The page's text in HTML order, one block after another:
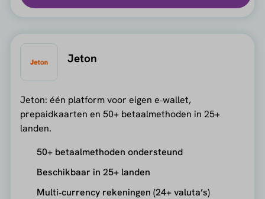
Jeton
Jeton: één platform voor eigen e‑wallet,
prepaidkaarten en 50+ betaalmethoden in 25+
landen.
50+ betaalmethoden ondersteund
Beschikbaar in 25+ landen
Multi‑currency rekeningen (24+ valuta’s)